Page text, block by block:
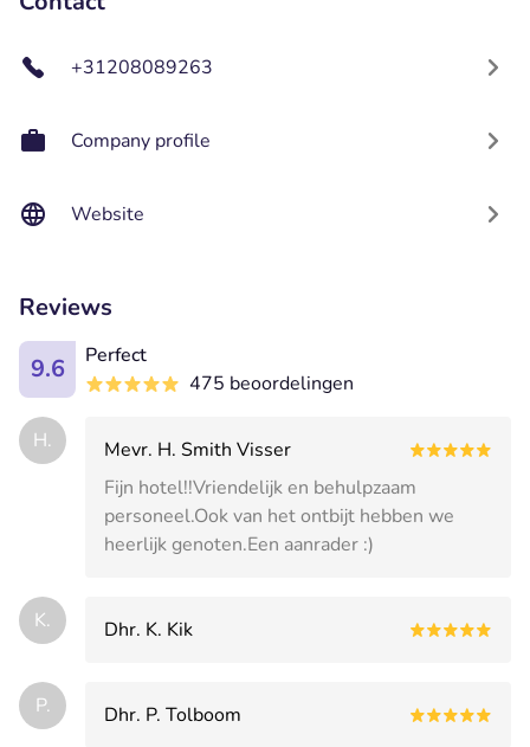
+31208089263
Company profile
Website
Reviews
9.6
Perfect
475 beoordelingen
H.
Mevr. H. Smith Visser
Fijn hotel!!Vriendelijk en behulpzaam
personeel.Ook van het ontbijt hebben we
heerlijk genoten.Een aanrader :)
K. Dhr. K. Kik
P. Dhr. P. Tolboom